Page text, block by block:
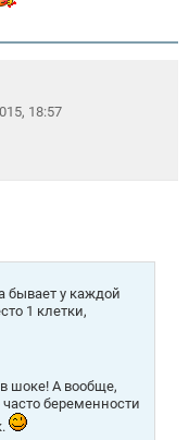
18:57
бывает у каждой
1 клетки,
шоке! А вообще,
часто беременности